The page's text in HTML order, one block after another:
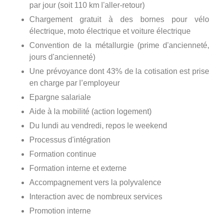
par jour (soit 110 km l'aller-retour)
Chargement gratuit à des bornes pour vélo
électrique, moto électrique et voiture électrique
Convention de la métallurgie (prime d'ancienneté,
jours d'ancienneté)
Une prévoyance dont 43% de la cotisation est prise
en charge par l’employeur
Epargne salariale
Aide à la mobilité (action logement)
Du lundi au vendredi, repos le weekend
Processus d'intégration
Formation continue
Formation interne et externe
Accompagnement vers la polyvalence
Interaction avec de nombreux services
Promotion interne